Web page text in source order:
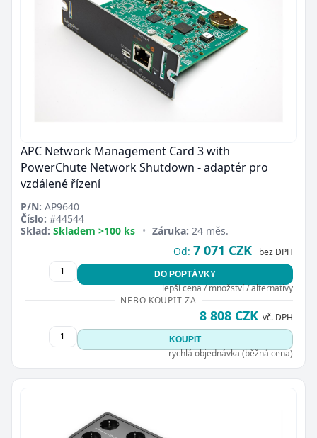
APC Network Management Card 3 with
PowerChute Network Shutdown - adaptér pro
vzdálené řízení
P/N: AP9640
Číslo: #44544
Sklad: Skladem >100 ks • Záruka: 24 měs.
Od: 7 071 CZK bez DPH
DO POPTÁVKY
lepší cena / množství / alternativy
NEBO KOUPIT ZA
8 808 CZK vč. DPH
KOUPIT
rychlá objednávka (běžná cena)